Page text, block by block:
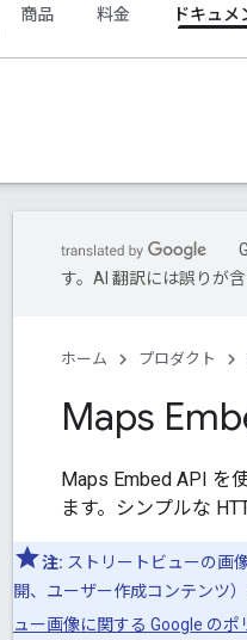
商品 料金 ドキュメ
す。AI 翻訳には誤りが
ホーム プロダクト
Maps
Maps Embed API を
ます。シンプルな
注: ストリートビューの画
開、ユーザー作成コンテンツ
ュー画像に関する Google のポ